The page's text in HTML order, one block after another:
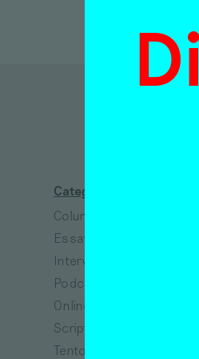
Categorieën
Column
Essay
Interview
Podcast
Online tentoonstelling
Scriptie